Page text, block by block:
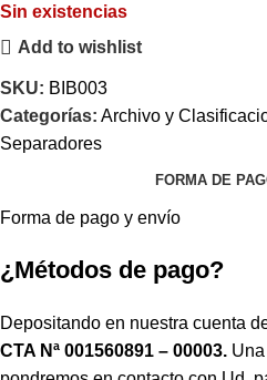
Sin existencias
Add to wishlist
SKU: BIB003
Categorías: Archivo y
Separadores
FORMA DE
Forma de pago y envío
¿Métodos de pago?
Depositando en nuestra cuenta
CTA Nª 001560891 – 00003.